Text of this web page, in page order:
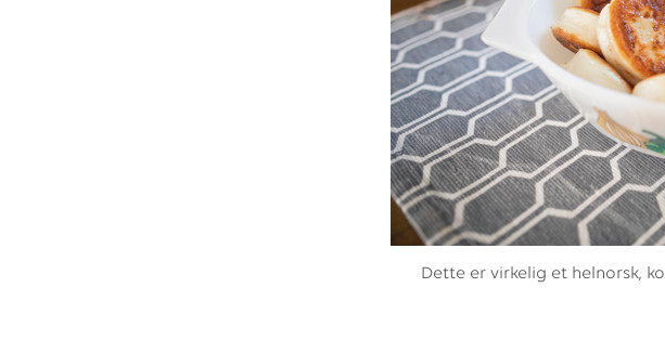
Dette er virkelig et helnorsk,